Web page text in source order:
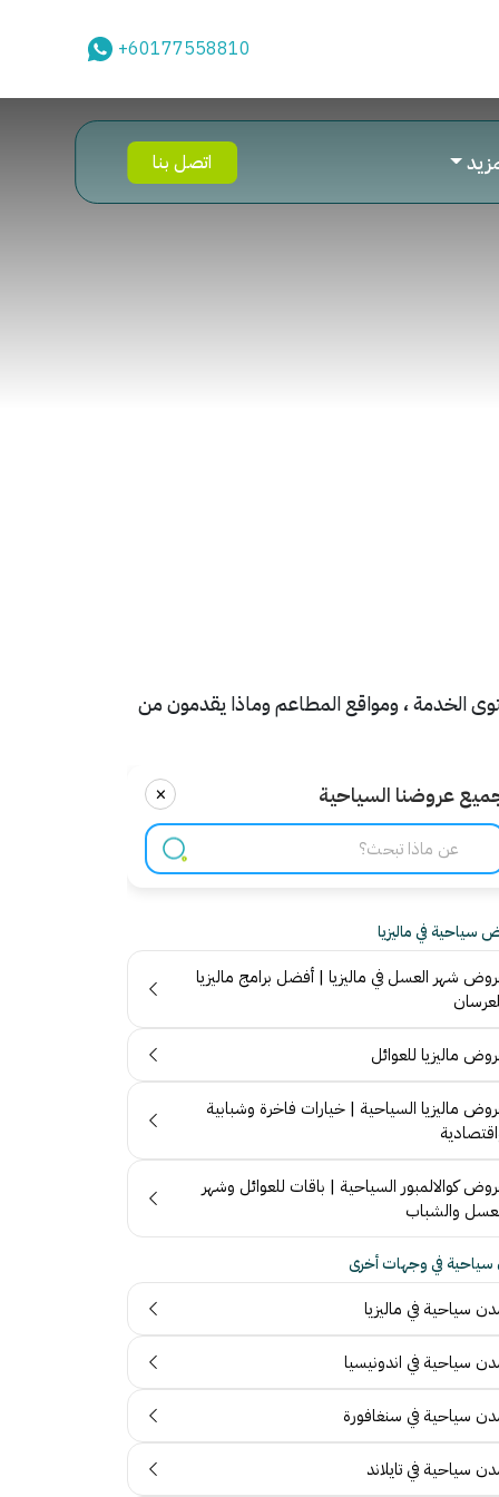
+60177558810
اتصل بنا
الخدمة ، ومواقع المطاعم وماذا يقدمون من
عروضنا السياحية ×
سياحية في ماليزيا
شهر العسل في ماليزيا | أفضل برامج ماليزيا
ماليزيا للعوائل
ماليزيا السياحية | خيارات فاخرة وشبابية
كوالالمبور السياحية | باقات للعوائل وشهر
والشباب
في وجهات أخرى
سياحية في ماليزيا
سياحية في اندونيسيا
سياحية في سنغافورة
سياحية في تايلاند